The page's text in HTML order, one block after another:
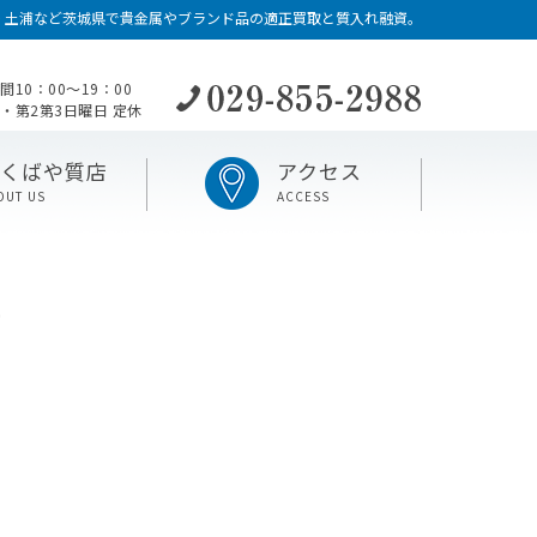
浦など茨城県で貴金属やブランド品の適正買取と質入れ融資。
10：00〜19：00
第2第3日曜日 定休
ばや質店
US
アクセス
ACCESS